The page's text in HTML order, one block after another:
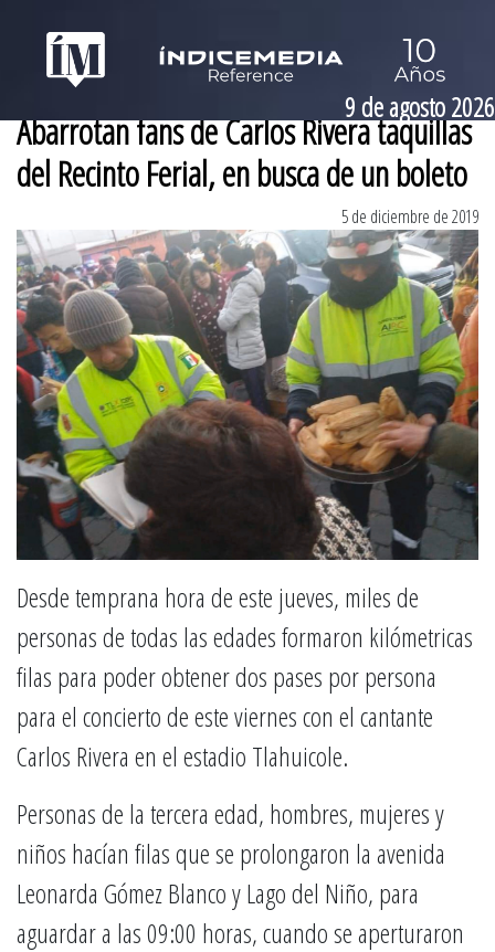
9 de agosto 2026
Abarrotan fans de Carlos Rivera taquillas
del Recinto Ferial, en busca de un boleto
5 de diciembre de 2019
Desde temprana hora de este jueves, miles de
personas de todas las edades formaron kilómetricas
filas para poder obtener dos pases por persona
para el concierto de este viernes con el cantante
Carlos Rivera en el estadio Tlahuicole.
Personas de la tercera edad, hombres, mujeres y
niños hacían filas que se prolongaron la avenida
Leonarda Gómez Blanco y Lago del Niño, para
aguardar a las 09:00 horas, cuando se aperturaron